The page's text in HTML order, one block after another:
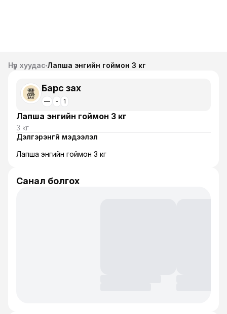
Нүүр хуудас Лапша энгийн гоймон 3 кг
Барс зах
— - 1
Лапша энгийн гоймон 3 кг
3 кг
Дэлгэрэнгүй мэдээлэл
Лапша энгийн гоймон 3 кг
Санал болгох